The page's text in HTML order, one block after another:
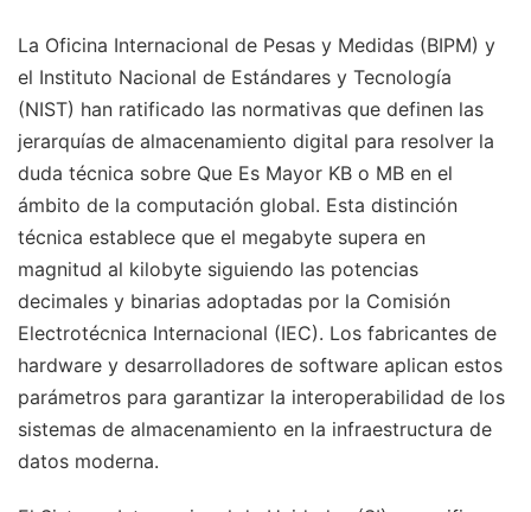
La Oficina Internacional de Pesas y Medidas (BIPM) y
el Instituto Nacional de Estándares y Tecnología
(NIST) han ratificado las normativas que definen las
jerarquías de almacenamiento digital para resolver la
duda técnica sobre Que Es Mayor KB o MB en el
ámbito de la computación global. Esta distinción
técnica establece que el megabyte supera en
magnitud al kilobyte siguiendo las potencias
decimales y binarias adoptadas por la Comisión
Electrotécnica Internacional (IEC). Los fabricantes de
hardware y desarrolladores de software aplican estos
parámetros para garantizar la interoperabilidad de los
sistemas de almacenamiento en la infraestructura de
datos moderna.